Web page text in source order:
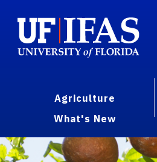
Agriculture
What's New